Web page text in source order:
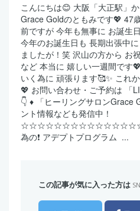
こんにちは😊 大阪「大正駅」
Grace Goldのともみです💖 47
前ですが 今年も無事に お誕生
今年のお誕生日も 長期出張中
ましたが！笑 沢山の方から お
など 本当に 嬉しい一週間です
いく為に 頑張ります🥰✨ これ
💖 お問い合わせ・ご予約は 「
👇 ♦️ 「ヒーリングサロンGrace
ント情報なども発信中！
為の❗️ アデプトプログラム ...
この記事が気に入った方は